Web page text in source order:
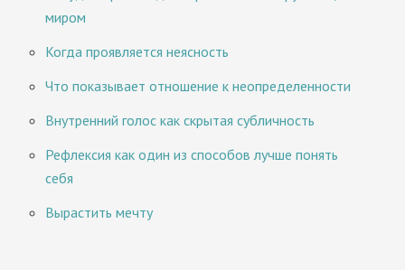
миром
Когда проявляется неясность
Что показывает отношение к неопределенности
Внутренний голос как скрытая субличность
Рефлексия как один из способов лучше понять
себя
Вырастить мечту